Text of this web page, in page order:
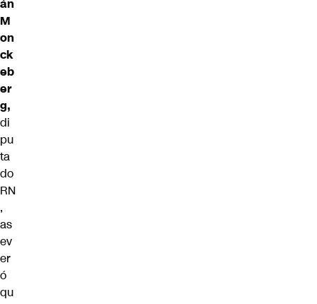
án
M
on
ck
eb
er
g,
di
pu
ta
do
RN
,
as
ev
er
ó
qu